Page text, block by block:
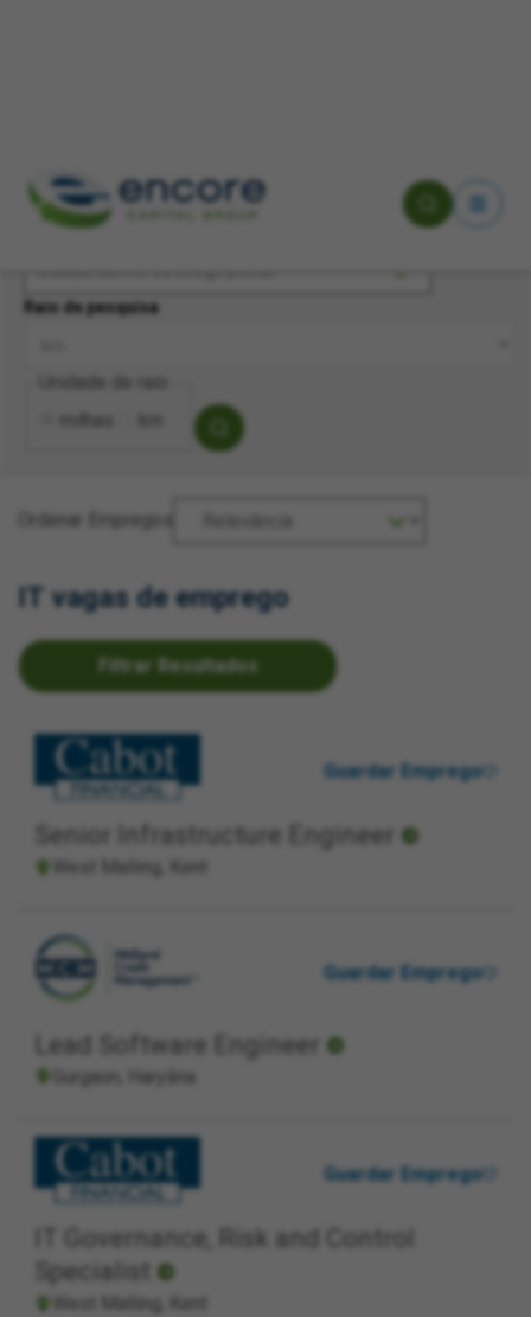
Cidade, distrito ou código postal
Raio de pesquisa
Unidade de raio
milhas
Ordenar Empregos
IT vagas de emprego
Filtrar Resultados
Senior Infrastructure Engineer
West Malling, Kent
Guardar Emprego
Lead Software Engineer
Gurgaon, Haryāna
Guardar Emprego
IT Governance, Risk and Control
Specialist
West Malling, Kent
Guardar Emprego